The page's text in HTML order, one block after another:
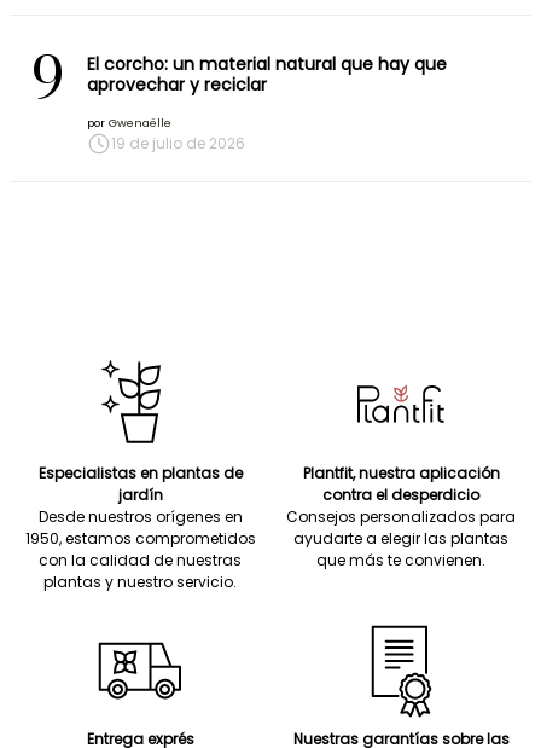
9
El corcho: un material natural que hay que
aprovechar y reciclar
por Gwenaëlle
19 de julio de 2026
Especialistas en plantas de
jardín
Desde nuestros orígenes en
1950, estamos comprometidos
con la calidad de nuestras
plantas y nuestro servicio.
Plantfit, nuestra aplicación
contra el desperdicio
Consejos personalizados para
ayudarte a elegir las plantas
que más te convienen.
Entrega exprés
Nuestras garantías sobre las